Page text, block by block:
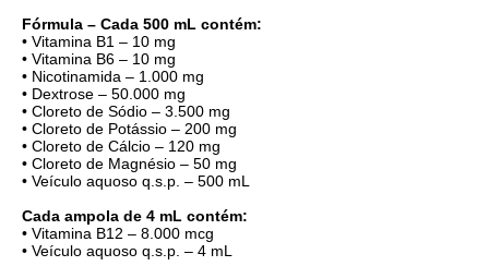
Fórmula – Cada 500 mL contém:
• Vitamina B1 – 10 mg
• Vitamina B6 – 10 mg
• Nicotinamida – 1.000 mg
• Dextrose – 50.000 mg
• Cloreto de Sódio – 3.500 mg
• Cloreto de Potássio – 200 mg
• Cloreto de Cálcio – 120 mg
• Cloreto de Magnésio – 50 mg
• Veículo aquoso q.s.p. – 500 mL
Cada ampola de 4 mL contém:
• Vitamina B12 – 8.000 mcg
• Veículo aquoso q.s.p. – 4 mL